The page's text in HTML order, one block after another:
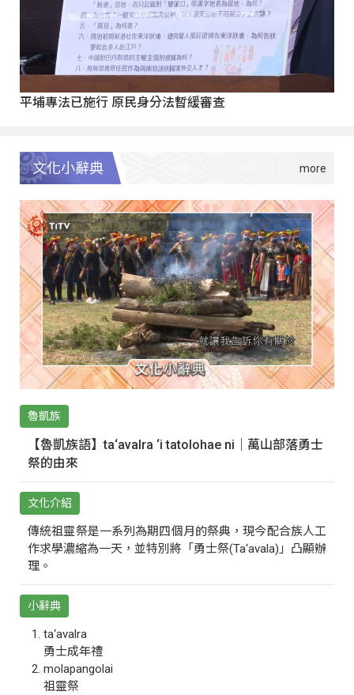
平埔專法已施行 原民身分法暫緩審查
文化小辭典
魯凱族
【魯凱族語】ta‘avalra ‘i tatolohae ni｜萬山部落勇士
祭的由來
文化介紹
傳統祖靈祭是一系列為期四個月的祭典，現今配合族人工
作求學濃縮為一天，並特別將「勇士祭(Ta‘avala)」凸顯辦
理。
小辭典
ta‘avalra
勇士成年禮
molapangolai
祖靈祭